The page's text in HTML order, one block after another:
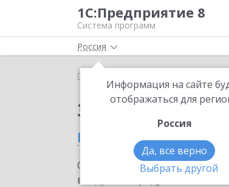
1С:Предприятие 8
Система программ
Россия
Информация на сайте
отображаться для
Россия
Да, все верно
Выбрать другой
Главная
Заказать 1С-
в Кимовске
Ознакомьтесь с
внедрение продукта.